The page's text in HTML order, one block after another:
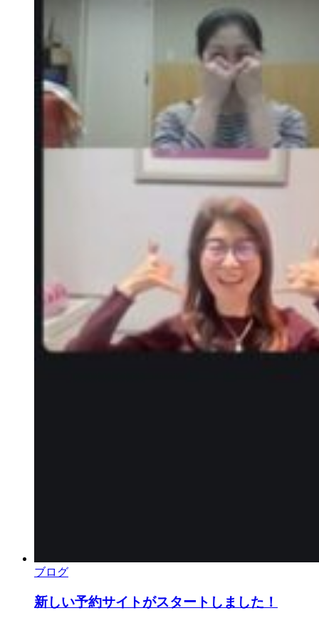
ブログ
新しい予約サイトがスタートしました！